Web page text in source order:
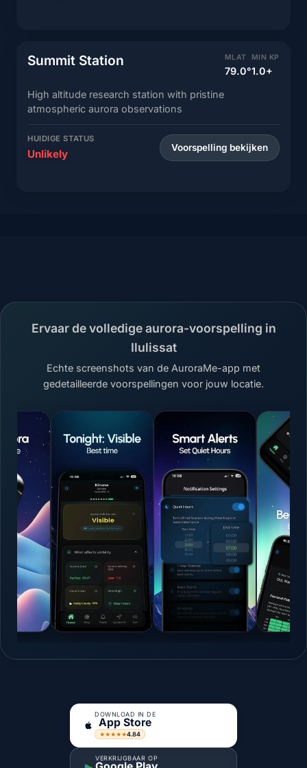
Summit Station MLAT
79.0°
MIN KP
1.0+
High altitude research station with pristine
atmospheric aurora observations
HUIDIGE STATUS
Unlikely Voorspelling bekijken
Ervaar de volledige aurora-voorspelling in
Ilulissat
Echte screenshots van de AuroraMe-app met
gedetailleerde voorspellingen voor jouw locatie.
DOWNLOAD IN DE
App Store
★★★★★4.84
VERKRIJGBAAR OP